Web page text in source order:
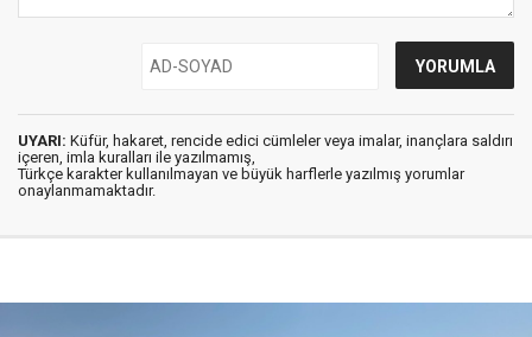
UYARI: Küfür, hakaret, rencide edici cümleler veya imalar, inançlara saldırı
içeren, imla kuralları ile yazılmamış,
Türkçe karakter kullanılmayan ve büyük harflerle yazılmış yorumlar
onaylanmamaktadır.